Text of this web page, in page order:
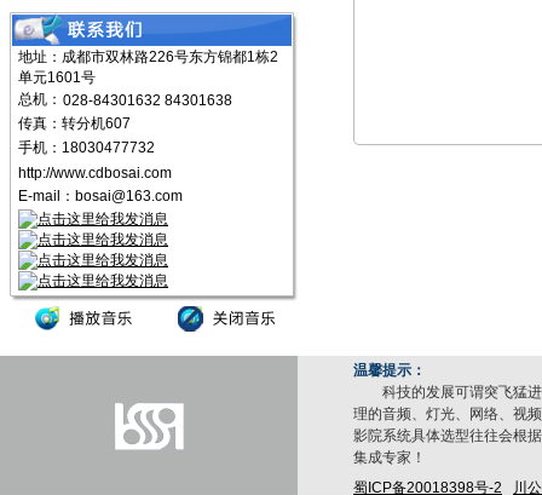
地址：成都市双林路226号东方锦都1栋2
单元1601号
总机： 028-84301632 84301638
传真：转分机607
手机：18030477732
http://www.cdbosai.com
E-mail： bosai@163.com
温馨提示：
科技的发展可谓突飞猛进
理的音频、灯光、网络、视
影院系统具体选型往往会根
集成专家！
蜀ICP备20018398号-2
川